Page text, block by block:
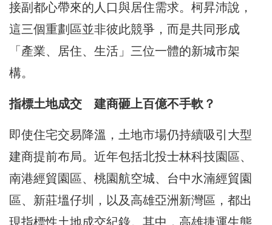
接副都心帶來的人口與居住需求。柯昇沛說，
這三個重劃區並非彼此競爭，而是共同形成
「產業、居住、生活」三位一體的新城市架
構。
指標土地成交 建商砸上百億不手軟？
即使住宅交易降溫，土地市場仍持續吸引大型
建商提前布局。近年包括北投士林科技園區、
南港經貿園區、桃園航空城、台中水湳經貿園
區、新莊塭仔圳，以及高雄亞洲新灣區，都出
現指標性土地成交紀錄。其中，高雄捷運生態